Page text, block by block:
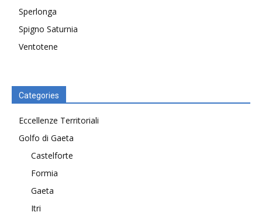
Sperlonga
Spigno Saturnia
Ventotene
Categories
Eccellenze Territoriali
Golfo di Gaeta
Castelforte
Formia
Gaeta
Itri